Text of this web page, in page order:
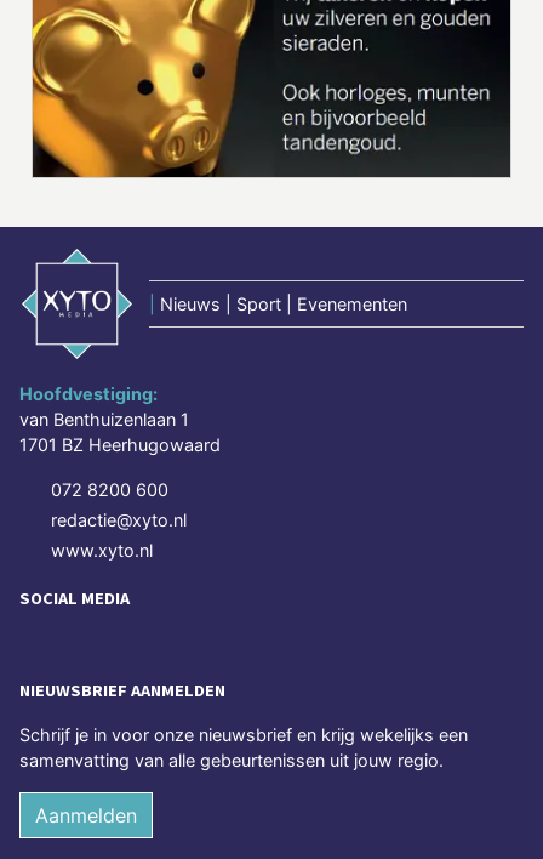
Nieuws | Sport | Evenementen
Hoofdvestiging:
van Benthuizenlaan 1
1701 BZ Heerhugowaard
072 8200 600
redactie@xyto.nl
www.xyto.nl
SOCIAL MEDIA
NIEUWSBRIEF AANMELDEN
Schrijf je in voor onze nieuwsbrief en krijg wekelijks een
samenvatting van alle gebeurtenissen uit jouw regio.
Aanmelden